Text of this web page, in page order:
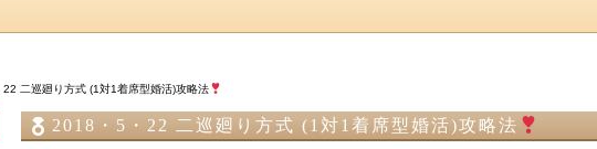
二巡廻り方式 (1対1着席型婚活)攻略法
2018・5・22 二巡廻り方式 (1対1着席型婚活)攻略法